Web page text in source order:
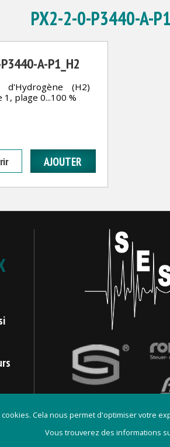
Cela nous permet d'optimiser votre
Vous trouverez des informations
PX2-2-0-P3440-A-
A-P1_H2
d'Hydrogène (H2)
1, plage 0...100 %
Mentions légales